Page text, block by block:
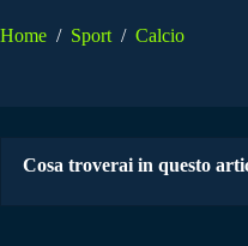
Home / Sport / Calcio
Cosa troverai in questo